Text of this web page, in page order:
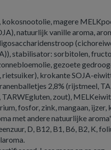
magere
natuurlijk vanille aroma,
stabilisator: sorbitolen,
gezoete
rietsuiker), krokante SOJA-
2,8% (rijstmeel,
zout),
fosfor, zink, mangaan, ijzer,
met andere natuurlijke
D, B12, B1, B6, B2, K,